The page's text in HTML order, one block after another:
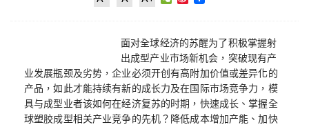
面对全球经济的苏醒为了积极掌握射
出成型产业市场新机会，突破现有产
业发展瓶颈及劣势，企业必须开创有高附加价值或差异化的
产品，如此才能持续有新的成长力及在国际市场竞争力，模
具与成型业者该如何在经济复苏的时期，快速成长、掌握全
球塑胶成型相关产业竞争的先机？降低成本增加产能、加快